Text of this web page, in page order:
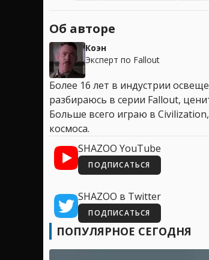
Об авторе
Коэн
Эксперт по Fallout
Более 16 лет в индустрии
разбираюсь в серии Fallout,
Больше всего играю в
космоса.
SHAZOO YouTube
ПОДПИСАТЬСЯ
SHAZOO в Twitter
ПОДПИСАТЬСЯ
ПОПУЛЯРНОЕ СЕГОДНЯ